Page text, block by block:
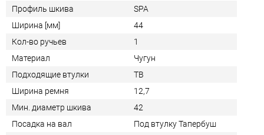
Профиль шкива
SPA
Ширина [мм]
44
Кол-во ручьев
1
Материал
Чугун
Подходящие втулки
TB
Ширина ремня
12,7
Мин. диаметр шкива
42
Посадка на вал
Под втулку Тапербуш